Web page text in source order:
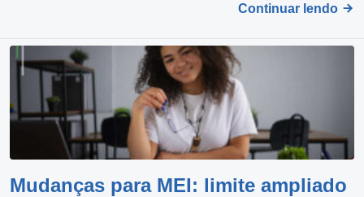
Continuar lendo
Mudanças para MEI: limite ampliado